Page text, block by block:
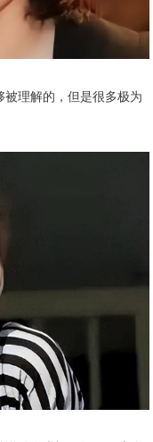
理解的，但是很多极为